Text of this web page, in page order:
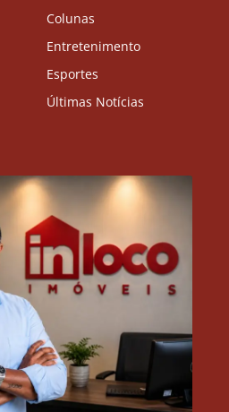
Colunas
Entretenimento
Esportes
Últimas Notícias